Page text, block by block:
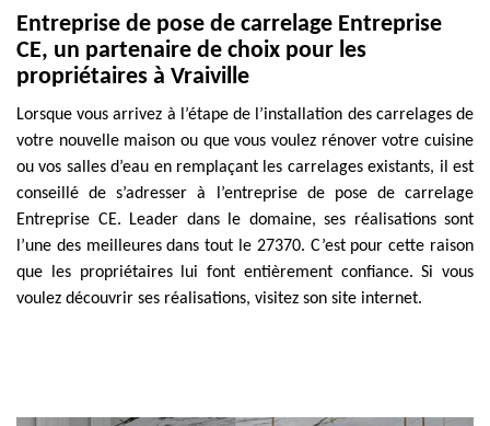
Entreprise de pose de carrelage Entreprise
CE, un partenaire de choix pour les
propriétaires à Vraiville
Lorsque vous arrivez à l’étape de l’installation des carrelages de
votre nouvelle maison ou que vous voulez rénover votre cuisine
ou vos salles d’eau en remplaçant les carrelages existants, il est
conseillé de s’adresser à l’entreprise de pose de carrelage
Entreprise CE. Leader dans le domaine, ses réalisations sont
l’une des meilleures dans tout le 27370. C’est pour cette raison
que les propriétaires lui font entièrement confiance. Si vous
voulez découvrir ses réalisations, visitez son site internet.